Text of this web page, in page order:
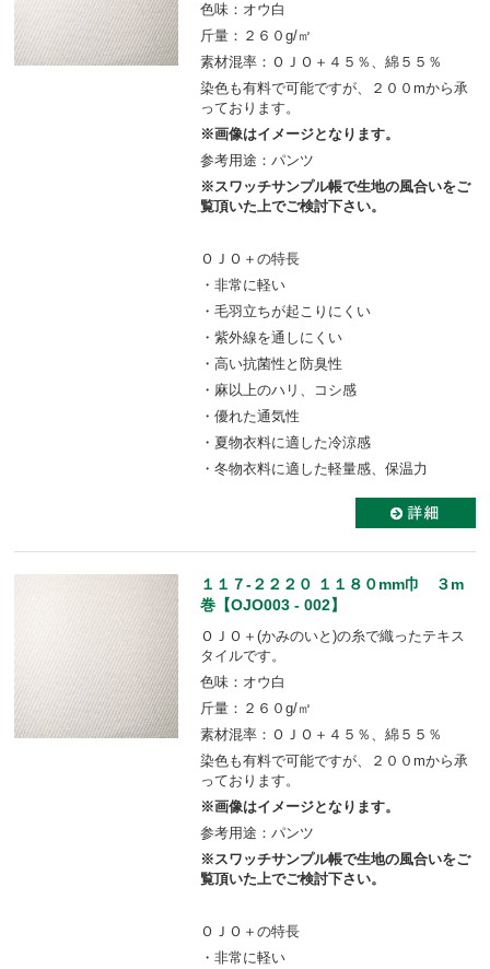
色味：オウ白
斤量：２６０g/㎡
素材混率：ＯＪＯ＋４５％、綿５５％
染色も有料で可能ですが、２００mから承
っております。
※画像はイメージとなります。
参考用途：パンツ
※スワッチサンプル帳で生地の風合いをご
覧頂いた上でご検討下さい。
ＯＪＯ＋の特長
・非常に軽い
・毛羽立ちが起こりにくい
・紫外線を通しにくい
・高い抗菌性と防臭性
・麻以上のハリ、コシ感
・優れた通気性
・夏物衣料に適した冷涼感
・冬物衣料に適した軽量感、保温力
１１７-２２２０ １１８０mm巾 ３m
巻【OJO003 - 002】
ＯＪＯ＋(かみのいと)の糸で織ったテキス
タイルです。
色味：オウ白
斤量：２６０g/㎡
素材混率：ＯＪＯ＋４５％、綿５５％
染色も有料で可能ですが、２００mから承
っております。
※画像はイメージとなります。
参考用途：パンツ
※スワッチサンプル帳で生地の風合いをご
覧頂いた上でご検討下さい。
ＯＪＯ＋の特長
・非常に軽い